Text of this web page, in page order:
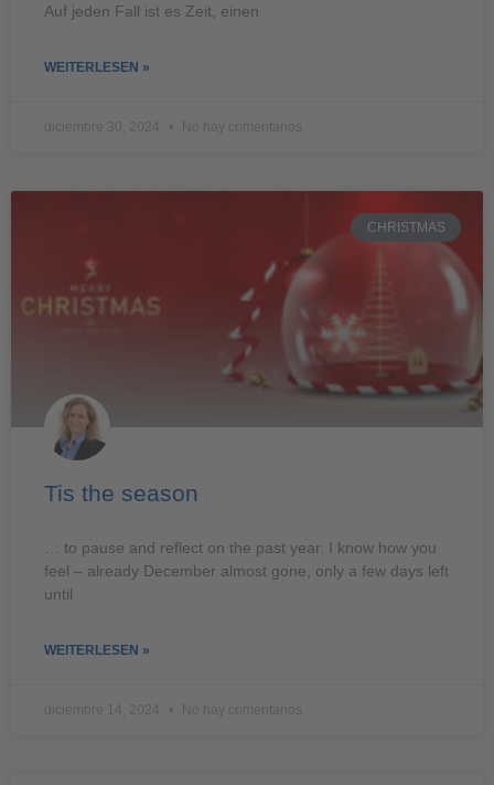
Auf jeden Fall ist es Zeit, einen
WEITERLESEN »
diciembre 30, 2024 No hay comentarios
CHRISTMAS
Tis the season
… to pause and reflect on the past year. I know how you
feel – already December almost gone, only a few days left
until
WEITERLESEN »
diciembre 14, 2024 No hay comentarios